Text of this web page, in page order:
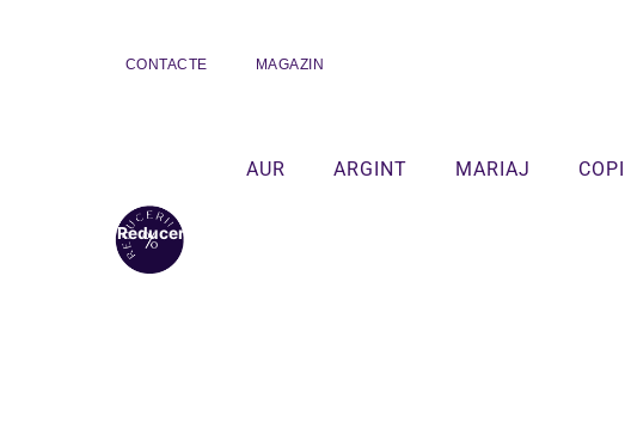
CONTACTE MAGAZIN
AUR ARGINT MARIAJ COPII
Reduceri!